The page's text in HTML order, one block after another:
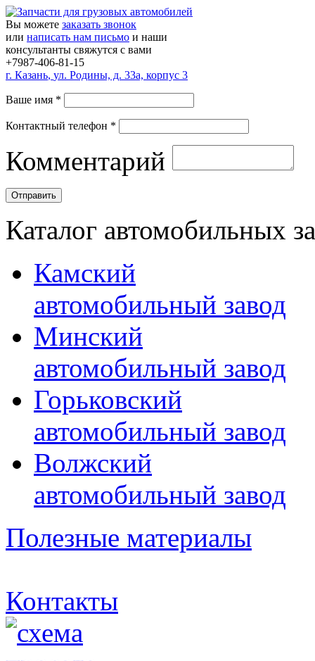
Вы можете заказать звонок
или написать нам письмо и наши
консультанты свяжутся с вами
+7987-406-81-15
г. Казань, ул. Родины, д. 33а, корпус 3
Ваше имя *
Контактный телефон *
Комментарий
Каталог автомобильных
Камский
автомобильный завод
Минский
автомобильный завод
Горьковский
автомобильный завод
Волжский
автомобильный завод
Полезные материалы
Контакты